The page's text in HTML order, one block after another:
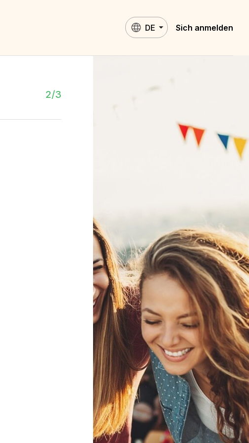
DE Sich anmelden
2/3